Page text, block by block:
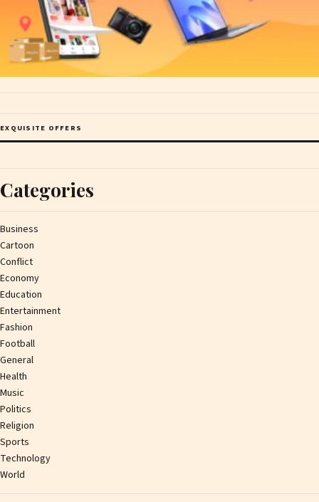
EXQUISITE OFFERS
Categories
Business
Cartoon
Conflict
Economy
Education
Entertainment
Fashion
Football
General
Health
Music
Politics
Religion
Sports
Technology
World